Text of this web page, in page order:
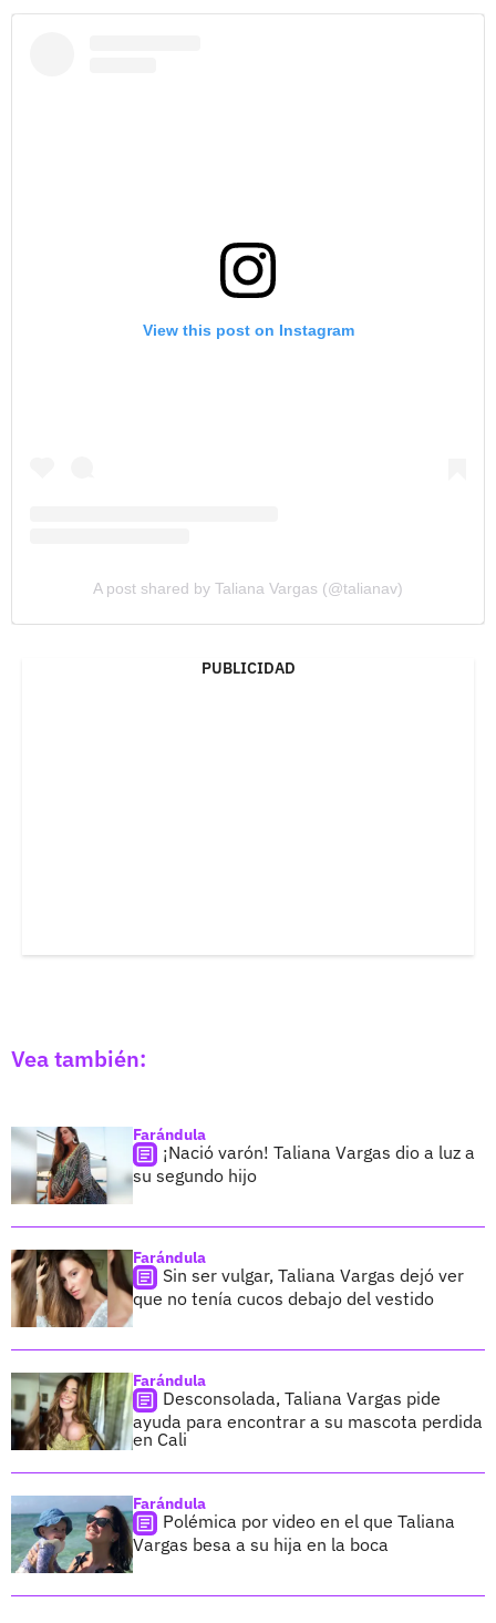
View this post on Instagram
A post shared by Taliana Vargas (@talianav)
PUBLICIDAD
Vea también:
Farándula
¡Nació varón! Taliana Vargas dio a luz a
su segundo hijo
Farándula
Sin ser vulgar, Taliana Vargas dejó ver
que no tenía cucos debajo del vestido
Farándula
Desconsolada, Taliana Vargas pide
ayuda para encontrar a su mascota perdida
en Cali
Farándula
Polémica por video en el que Taliana
Vargas besa a su hija en la boca